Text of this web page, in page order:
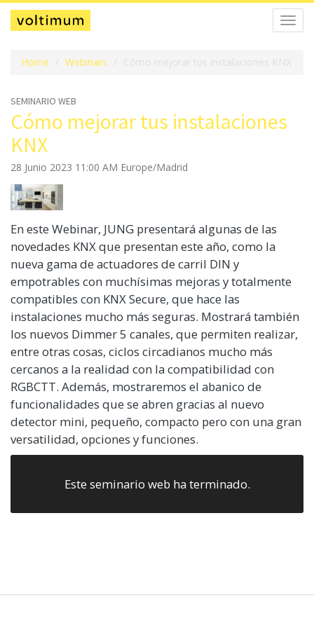
la
Home
Webinars Cómo mejorar tus instalaciones KNX
SEMINARIO WEB
Cómo mejorar tus instalaciones
KNX
28 Junio 2023 11:00 AM Europe/Madrid
En este Webinar, JUNG presentará algunas de las
novedades KNX que presentan este año, como la
nueva gama de actuadores de carril DIN y
empotrables con muchísimas mejoras y totalmente
compatibles con KNX Secure, que hace las
instalaciones mucho más seguras. Mostrará también
los nuevos Dimmer 5 canales, que permiten realizar,
entre otras cosas, ciclos circadianos mucho más
cercanos a la realidad con la compatibilidad con
RGBCTT. Además, mostraremos el abanico de
funcionalidades que se abren gracias al nuevo
detector mini, pequeño, compacto pero con una gran
versatilidad, opciones y funciones.
Este seminario web ha terminado.